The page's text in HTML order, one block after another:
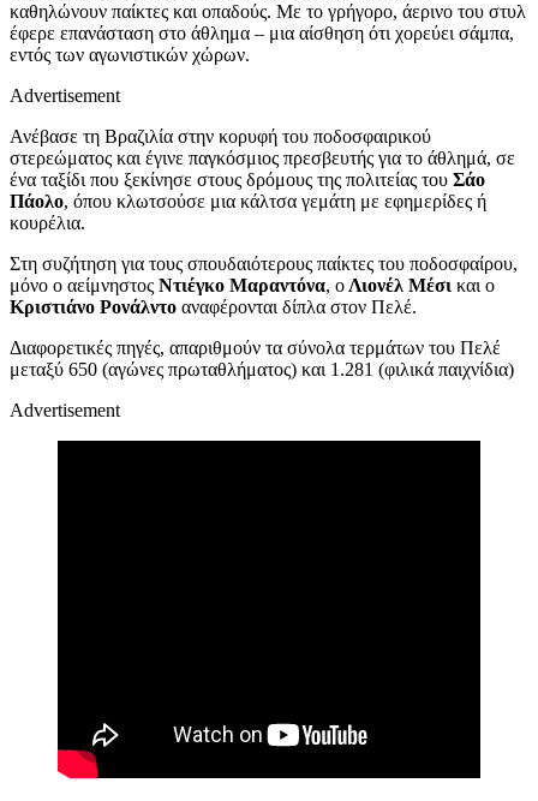
καθηλώνουν παίκτες και οπαδούς. Με το γρήγορο, άερινο του στυλ
έφερε επανάσταση στο άθλημα – μια αίσθηση ότι χορεύει σάμπα,
εντός των αγωνιστικών χώρων.
Advertisement
Ανέβασε τη Βραζιλία στην κορυφή του ποδοσφαιρικού
στερεώματος και έγινε παγκόσμιος πρεσβευτής για το άθλημά, σε
ένα ταξίδι που ξεκίνησε στους δρόμους της πολιτείας του Σάο
Πάολο, όπου κλωτσούσε μια κάλτσα γεμάτη με εφημερίδες ή
κουρέλια.
Στη συζήτηση για τους σπουδαιότερους παίκτες του ποδοσφαίρου,
μόνο ο αείμνηστος Ντιέγκο Μαραντόνα, ο Λιονέλ Μέσι και ο
Κριστιάνο Ρονάλντο αναφέρονται δίπλα στον Πελέ.
Διαφορετικές πηγές, απαριθμούν τα σύνολα τερμάτων του Πελέ
μεταξύ 650 (αγώνες πρωταθλήματος) και 1.281 (φιλικά παιχνίδια)
Advertisement